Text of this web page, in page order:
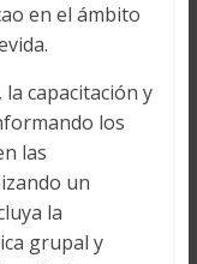
en el ámbito
capacitación y
los
las
un
la
grupal y